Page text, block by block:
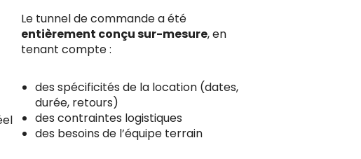
Le tunnel de commande a été
entièrement conçu sur-mesure, en
tenant compte :
des spécificités de la location (dates,
durée, retours)
des contraintes logistiques
des besoins de l’équipe terrain